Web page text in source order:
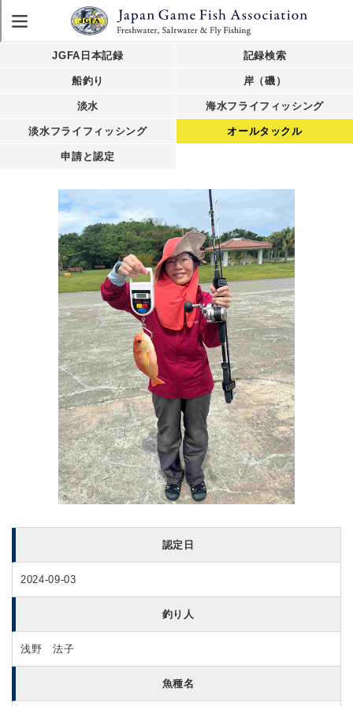
JGFA日本記録 記録検索
船釣り 岸（磯）
淡水 海水フライフィッシング
淡水フライフィッシング オールタックル
申請と認定
認定日
2024-09-03
釣り人
浅野 法子
魚種名